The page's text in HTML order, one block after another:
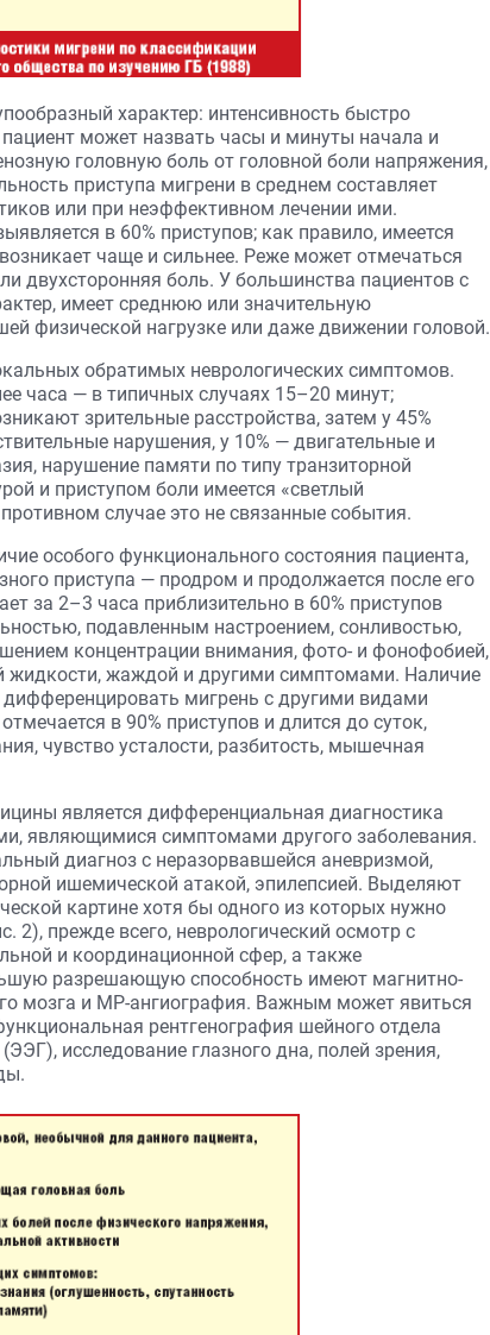
характер: интенсивность быстро
может назвать часы и минуты начала и
головную боль от головной боли напряжения,
приступа мигрени в среднем составляет
или при неэффективном лечении ими.
в 60% приступов; как правило, имеется
чаще и сильнее. Реже может отмечаться
двухсторонняя боль. У большинства пациентов с
имеет среднюю или значительную
физической нагрузке или даже движении головой.
обратимых неврологических симптомов.
часа — в типичных случаях 15–20 минут;
зрительные расстройства, затем у 45%
нарушения, у 10% — двигательные и
нарушение памяти по типу транзиторной
и приступом боли имеется «светлый
случае это не связанные события.
особого функционального состояния пациента,
приступа — продром и продолжается после его
за 2–3 часа приблизительно в 60% приступов
подавленным настроением, сонливостью,
концентрации внимания, фото- и фонофобией,
жидкости, жаждой и другими симптомами. Наличие
мигрень с другими видами
в 90% приступов и длится до суток,
чувство усталости, разбитость, мышечная
является дифференциальная диагностика
являющимися симптомами другого заболевания.
диагноз с неразорвавшейся аневризмой,
ишемической атакой, эпилепсией. Выделяют
картине хотя бы одного из которых нужно
2), прежде всего, неврологический осмотр с
и координационной сфер, а также
разрешающую способность имеют магнитно-
мозга и МР-ангиография. Важным может явиться
рентгенография шейного отдела
исследование глазного дна, полей зрения,